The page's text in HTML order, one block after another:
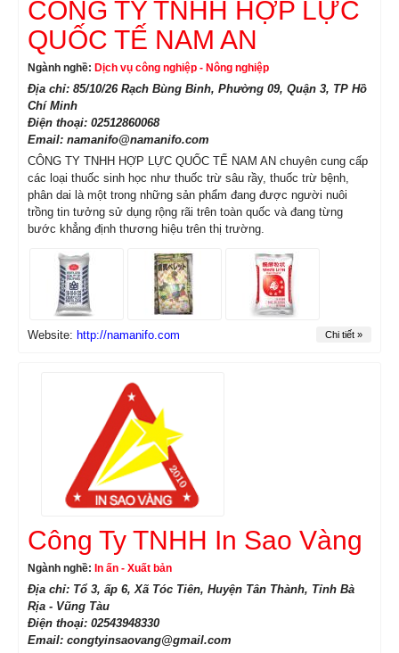
CÔNG TY TNHH HỢP LỰC
QUỐC TẾ NAM AN
Ngành nghề: Dịch vụ công nghiệp - Nông nghiệp
Địa chỉ: 85/10/26 Rạch Bùng Binh, Phường 09, Quận 3, TP Hồ
Chí Minh
Điện thoại: 02512860068
Email: namanifo@namanifo.com
CÔNG TY TNHH HỢP LỰC QUỐC TẾ NAM AN chuyên cung cấp
các loại thuốc sinh học như thuốc trừ sâu rầy, thuốc trừ bệnh,
phân dai là một trong những sản phẩm đang được người nuôi
trồng tin tưởng sử dụng rộng rãi trên toàn quốc và đang từng
bước khẳng định thương hiệu trên thị trường.
Website: http://namanifo.com Chi tiết »
Công Ty TNHH In Sao Vàng
Ngành nghề: In ấn - Xuất bản
Địa chỉ: Tổ 3, ấp 6, Xã Tóc Tiên, Huyện Tân Thành, Tỉnh Bà
Rịa - Vũng Tàu
Điện thoại: 02543948330
Email: congtyinsaovang@gmail.com